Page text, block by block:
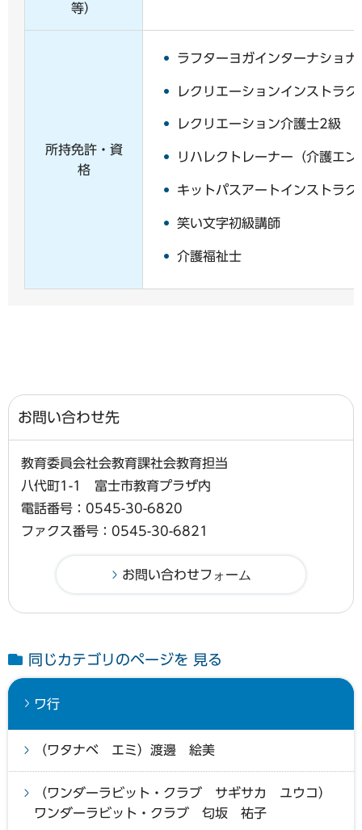
等）
所持免許・資
格
ラフターヨガインターナショ
レクリエーションインストラク
レクリエーション介護士2級
リハレクトレーナー（介護エ
キットパスアートインストラク
笑い文字初級講師
介護福祉士
お問い合わせ先
教育委員会社会教育課社会教育担当
八代町1-1 富士市教育プラザ内
電話番号：0545-30-6820
ファクス番号：0545-30-6821
同じカテゴリのページを 見る
ワ行
（ワタナベ エミ）渡邊 絵美
（ワンダーラビット・クラブ サギサカ ユウコ）
ワンダーラビット・クラブ 匂坂 祐子